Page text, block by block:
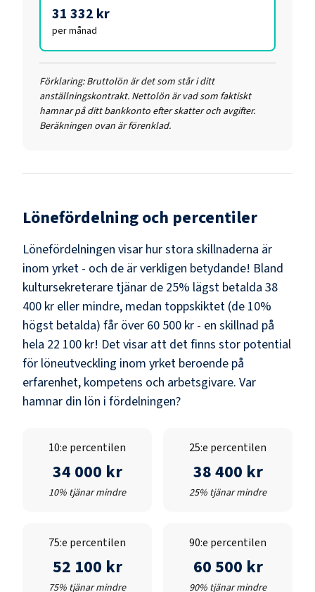
31 332 kr
per månad
Förklaring: Bruttolön är det som står i ditt
anställningskontrakt. Nettolön är vad som faktiskt
hamnar på ditt bankkonto efter skatter och avgifter.
Beräkningen ovan är förenklad.
Lönefördelning och percentiler
Lönefördelningen visar hur stora skillnaderna är
inom yrket - och de är verkligen betydande! Bland
kultursekreterare tjänar de 25% lägst betalda 38
400 kr eller mindre, medan toppskiktet (de 10%
högst betalda) får över 60 500 kr - en skillnad på
hela 22 100 kr! Det visar att det finns stor potential
för löneutveckling inom yrket beroende på
erfarenhet, kompetens och arbetsgivare. Var
hamnar din lön i fördelningen?
10:e percentilen
34 000 kr
10% tjänar mindre
25:e percentilen
38 400 kr
25% tjänar mindre
75:e percentilen
52 100 kr
75% tjänar mindre
90:e percentilen
60 500 kr
90% tjänar mindre